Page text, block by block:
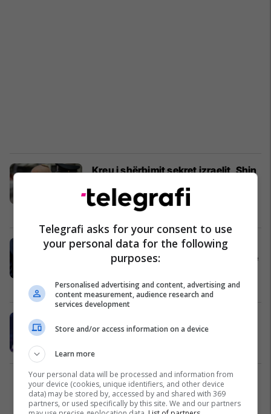
Kreu i shërbimit sekret izraelit, Shin
ndërhyni
Azia 13/12/2023
Ministri i Jashtëm izraelit kritikon
ashpër Sekretarin e Përgjithshëm të
paqen botërore
Azia 07/12/2023
varrezë për fëmijët
2
Telegrafi asks for your consent to use
your personal data for the following
purposes:
Personalised advertising and content, advertising and
content measurement, audience research and
services development
Store and/or access information on a device
Learn more
Your personal data will be processed and information from
your device (cookies, unique identifiers, and other device
data) may be stored by, accessed by and shared with 369
partners, or used specifically by this site. We and our partners